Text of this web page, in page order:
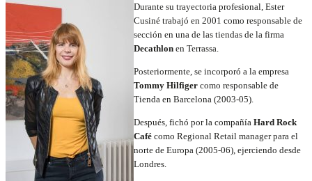
Durante su trayectoria profesional, Ester
Cusiné trabajó en 2001 como responsable de
sección en una de las tiendas de la firma
Decathlon en Terrassa.
Posteriormente, se incorporó a la empresa
Tommy Hilfiger como responsable de
Tienda en Barcelona (2003-05).
Después, fichó por la compañía Hard Rock
Café como Regional Retail manager para el
norte de Europa (2005-06), ejerciendo desde
Londres.